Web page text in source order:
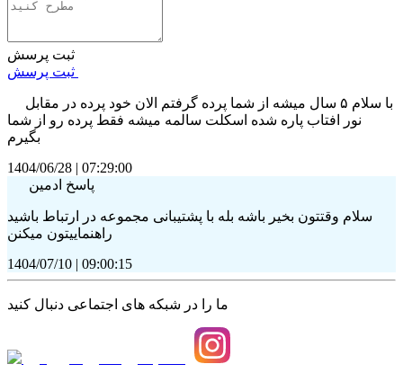
ثبت پرسش
با سلام ۵ سال میشه از شما پرده گرفتم الان خود پرده در مقابل
نور افتاب پاره شده اسکلت سالمه میشه فقط پرده رو از شما
بگیرم
1404/06/28 | 07:29:00
پاسخ ادمین
سلام وقتتون بخیر باشه بله با پشتیبانی مجموعه در ارتباط باشید
راهنماییتون میکنن
1404/07/10 | 09:00:15
ما را در شبکه های اجتماعی دنبال کنید